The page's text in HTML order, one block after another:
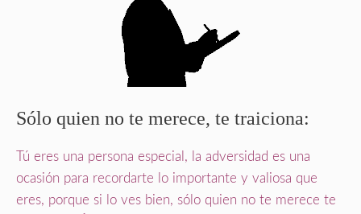
Sólo quien no te merece, te traiciona:
Tú eres una persona especial, la adversidad es una
ocasión para recordarte lo importante y valiosa que
eres, porque si lo ves bien, sólo quien no te merece te